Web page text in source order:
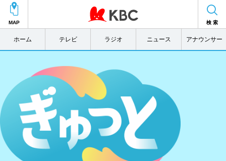
MAP 検 索
ホーム テレビ ラジオ ニュース アナウンサー